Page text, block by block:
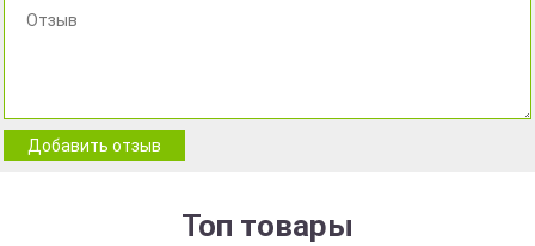
Добавить отзыв
Топ товары